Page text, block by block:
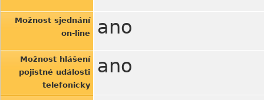
Možnost sjednání
on-line
ano
Možnost hlášení
pojistné události
telefonicky
ano